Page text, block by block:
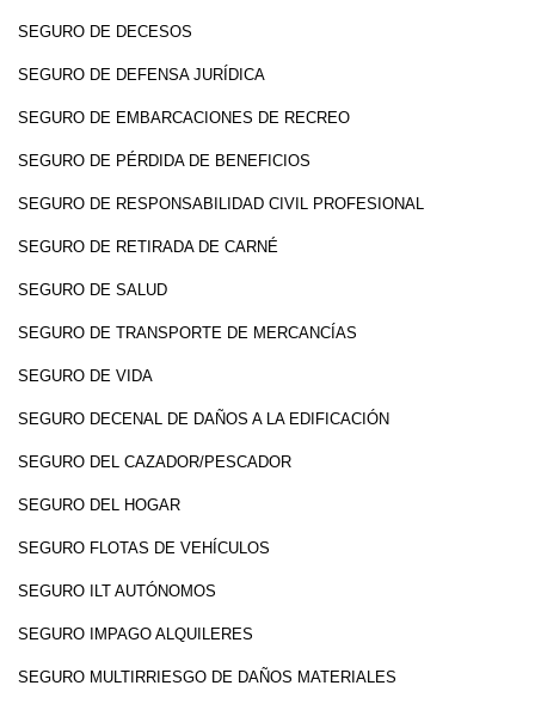
SEGURO DE DECESOS
SEGURO DE DEFENSA JURÍDICA
SEGURO DE EMBARCACIONES DE RECREO
SEGURO DE PÉRDIDA DE BENEFICIOS
SEGURO DE RESPONSABILIDAD CIVIL PROFESIONAL
SEGURO DE RETIRADA DE CARNÉ
SEGURO DE SALUD
SEGURO DE TRANSPORTE DE MERCANCÍAS
SEGURO DE VIDA
SEGURO DECENAL DE DAÑOS A LA EDIFICACIÓN
SEGURO DEL CAZADOR/PESCADOR
SEGURO DEL HOGAR
SEGURO FLOTAS DE VEHÍCULOS
SEGURO ILT AUTÓNOMOS
SEGURO IMPAGO ALQUILERES
SEGURO MULTIRRIESGO DE DAÑOS MATERIALES